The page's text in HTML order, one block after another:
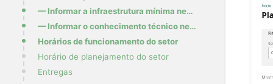
— Informar a infraestrutura mínima necessária
— Informar o conhecimento técnico necessário
Horários de funcionamento do setor
Horário de planejamento do setor
Entregas